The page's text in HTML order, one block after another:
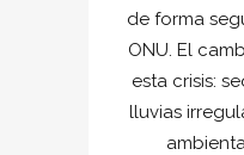
de forma
ONU. El
esta crisis:
lluvias